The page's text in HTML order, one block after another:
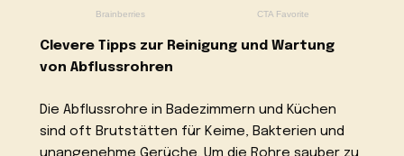
Clevere Tipps zur Reinigung und Wartung
von Abflussrohren
Die Abflussrohre in Badezimmern und Küchen
sind oft Brutstätten für Keime, Bakterien und